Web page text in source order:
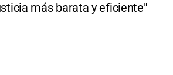
más barata y eficiente"